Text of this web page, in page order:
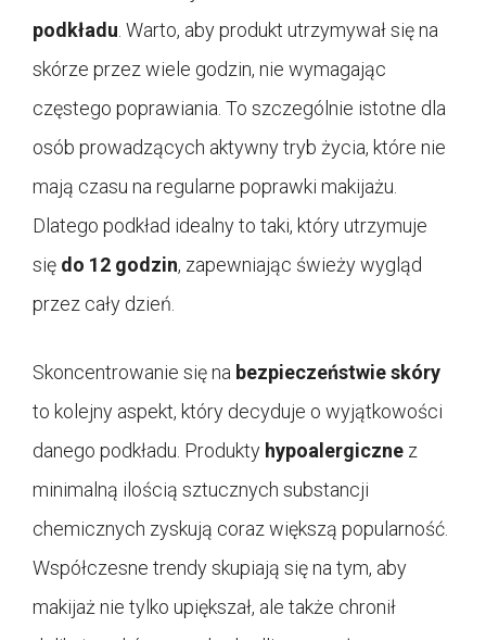
podkładu . Warto, aby produkt utrzymywał się na
skórze przez wiele godzin, nie wymagając
częstego poprawiania. To szczególnie istotne dla
osób prowadzących aktywny tryb życia, które nie
mają czasu na regularne poprawki makijażu.
Dlatego podkład idealny to taki, który utrzymuje
się do 12 godzin, zapewniając świeży wygląd
przez cały dzień.
Skoncentrowanie się na bezpieczeństwie skóry
to kolejny aspekt, który decyduje o wyjątkowości
danego podkładu. Produkty hypoalergiczne z
minimalną ilością sztucznych substancji
chemicznych zyskują coraz większą popularność.
Współczesne trendy skupiają się na tym, aby
makijaż nie tylko upiększał, ale także chronił